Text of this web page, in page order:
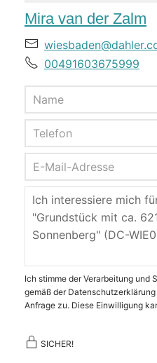
Mira van der Zalm
00491603675999
Ich stimme der Verarbeitung und
gemäß der
Anfrage zu. Diese Einwilligung
SICHER!